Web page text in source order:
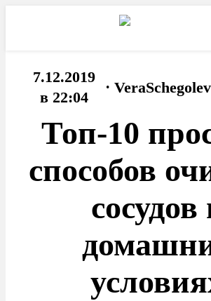
7.12.2019
в 22:04
·
Топ-10
способов
сосудов